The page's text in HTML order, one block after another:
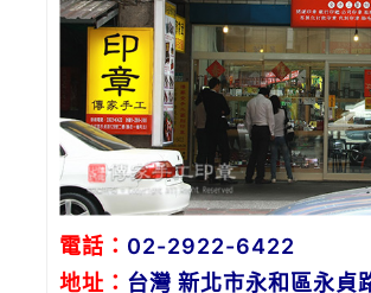
電話： 02-2922-6422
地址： 台灣 新北市永和區永貞